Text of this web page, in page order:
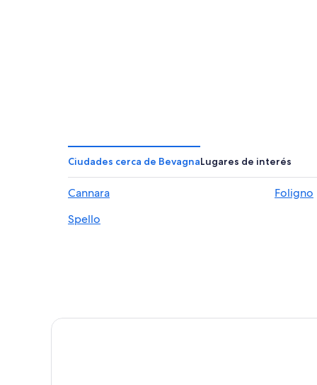
Ciudades cerca de BevagnaLugares de interés
Cannara Foligno
Spello